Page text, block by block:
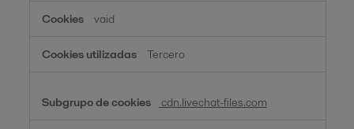
vaid
Tercero
cdn.livechat-files.com